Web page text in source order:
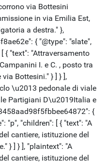
via Bottesini
in via Emilia Est,
a destra." },
{ "@type": "slate",
{ "text": "Attraversamento
I. e C. , posto tra
Bottesini." } ] } ],
\u2013 pedonale di viale
Partigiani D\u2019Italia e
{
"p", "children": [ { "text": "A
cantiere, istituzione del
} ] } ], "plaintext": "A
cantiere, istituzione del